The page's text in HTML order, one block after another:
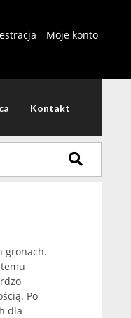
Moje konto
Kontakt
gronach.
Po
dla